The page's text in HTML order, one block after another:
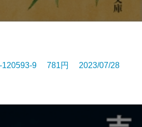
120593-9 781円 2023/07/28